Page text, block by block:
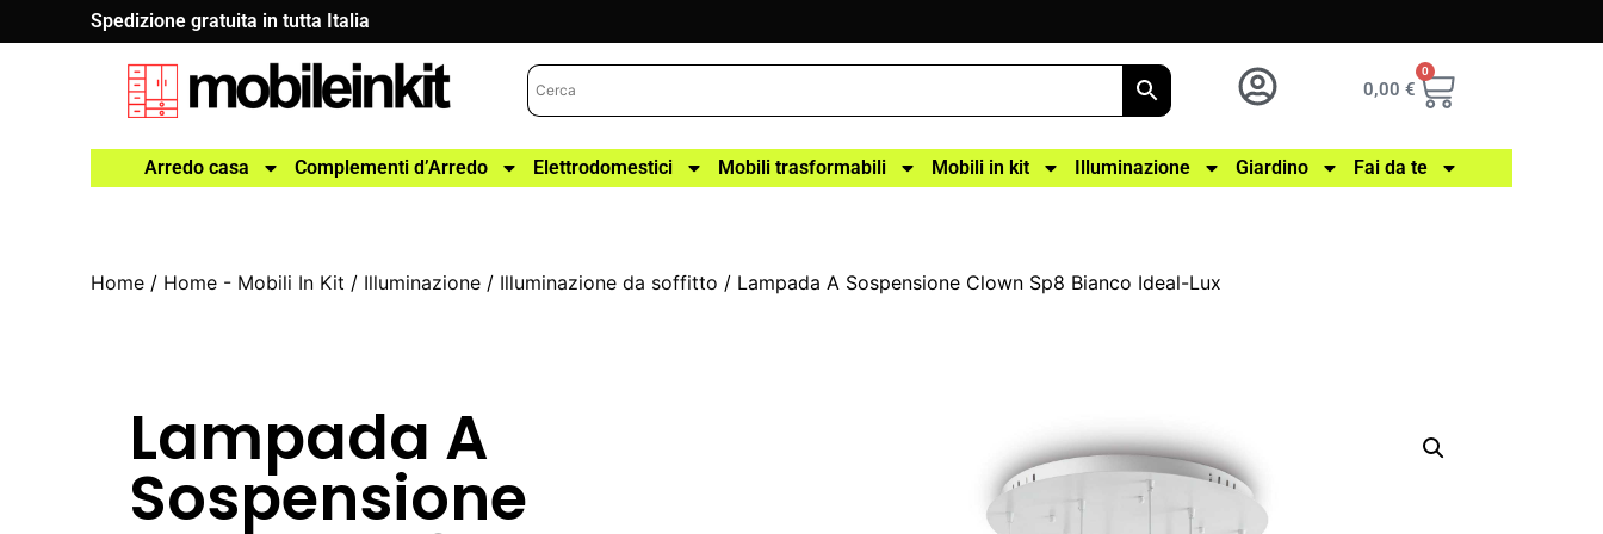
Spedizione gratuita in tutta Italia
0,00 €
0
Arredo casa Complementi d’Arredo Elettrodomestici Mobili trasformabili Mobili in kit Illuminazione Giardino Fai da te
Home / Home - Mobili In Kit / Illuminazione / Illuminazione da soffitto / Lampada A Sospensione Clown Sp8 Bianco Ideal-Lux
Lampada A
Sospensione